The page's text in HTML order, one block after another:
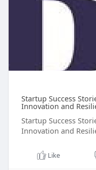
Startup Success
Innovation and
Startup Success
Innovation and
Like